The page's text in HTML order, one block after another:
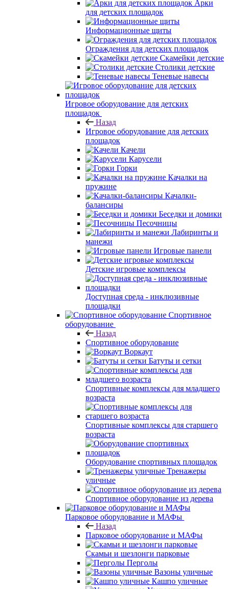
Арки
для детских площадок
Информационные щиты
Ограждения для детских площадок
Скамейки детские
Столики детские
Теневые навесы
Игровое оборудование для детских
площадок
Назад
Игровое оборудование для детских
площадок
Качели
Карусели
Горки
Качалки на
пружине
Качалки-
балансиры
Беседки и домики
Песочницы
Лабиринты и
манежи
Игровые панели
Детские игровые комплексы
Доступная среда - инклюзивные
площадки
Спортивное
оборудование
Назад
Спортивное оборудование
Воркаут
Батуты и сетки
Спортивные комплексы для младшего
возраста
Спортивные комплексы для старшего
возраста
Оборудование спортивных площадок
Тренажеры
уличные
Спортивное оборудование из дерева
Парковое оборудование и МАФы
Назад
Парковое оборудование и МАФы
Скамьи и шезлонги парковые
Перголы
Вазоны уличные
Кашпо уличные